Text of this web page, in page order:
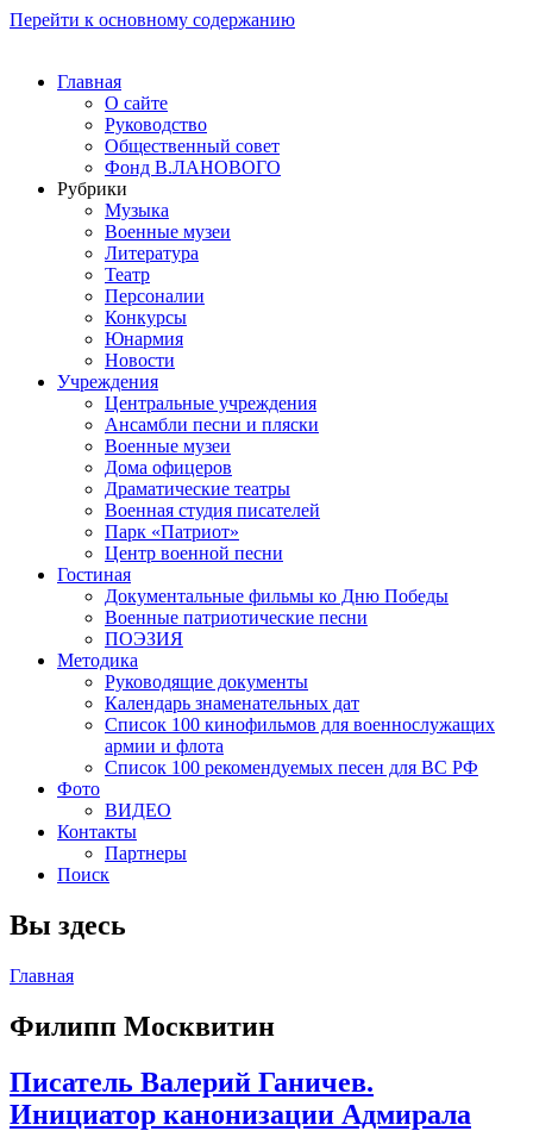
Перейти к основному содержанию
Главная
О сайте
Руководство
Общественный совет
Фонд В.ЛАНОВОГО
Рубрики
Музыка
Военные музеи
Литература
Театр
Персоналии
Конкурсы
Юнармия
Новости
Учреждения
Центральные учреждения
Ансамбли песни и пляски
Военные музеи
Дома офицеров
Драматические театры
Военная студия писателей
Парк «Патриот»
Центр военной песни
Гостиная
Документальные фильмы ко Дню Победы
Военные патриотические песни
ПОЭЗИЯ
Методика
Руководящие документы
Календарь знаменательных дат
Список 100 кинофильмов для военнослужащих
армии и флота
Список 100 рекомендуемых песен для ВС РФ
Фото
ВИДЕО
Контакты
Партнеры
Поиск
Вы здесь
Главная
Филипп Москвитин
Писатель Валерий Ганичев.
Инициатор канонизации Адмирала